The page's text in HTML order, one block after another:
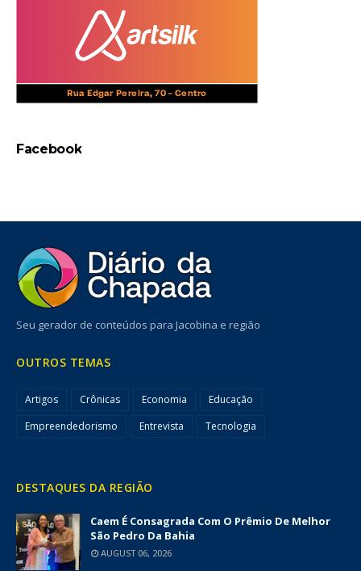
Facebook
Seu gerador de conteúdos para Jacobina e região
OUTROS TEMAS
Artigos Crônicas Economia
Educação
Empreendedorismo
Entrevista Tecnologia
DESTAQUES DA REGIÃO
Caem É Consagrada Com O Prêmio De Melhor
São Pedro Da Bahia
AUGUST 06, 2026